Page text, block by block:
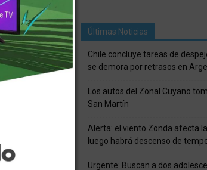
y ya se
Últimas Noticias
Chile concluye tareas de
se demora por retrasos en
Los autos del Zonal Cuyano
San Martín
Alerta: el viento Zonda afecta
luego habrá descenso de
Urgente: Buscan a dos